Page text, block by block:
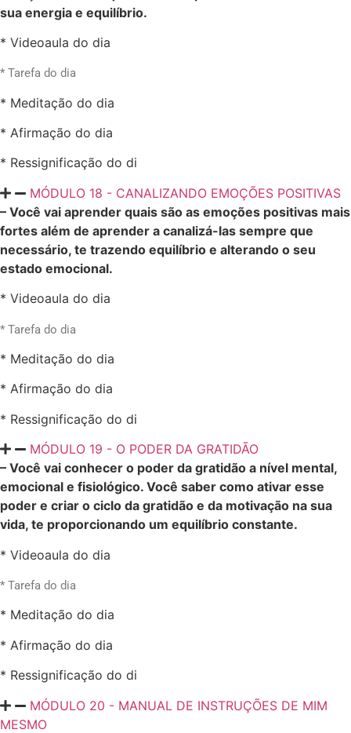
sua energia e equilíbrio.
* Videoaula do dia
* Tarefa do dia
* Meditação do dia
* Afirmação do dia
* Ressignificação do di
MÓDULO 18 - CANALIZANDO EMOÇÕES POSITIVAS
– Você vai aprender quais são as emoções positivas mais
fortes além de aprender a canalizá-las sempre que
necessário, te trazendo equilíbrio e alterando o seu
estado emocional.
* Videoaula do dia
* Tarefa do dia
* Meditação do dia
* Afirmação do dia
* Ressignificação do di
MÓDULO 19 - O PODER DA GRATIDÃO
– Você vai conhecer o poder da gratidão a nível mental,
emocional e fisiológico. Você saber como ativar esse
poder e criar o ciclo da gratidão e da motivação na sua
vida, te proporcionando um equilíbrio constante.
* Videoaula do dia
* Tarefa do dia
* Meditação do dia
* Afirmação do dia
* Ressignificação do di
MÓDULO 20 - MANUAL DE INSTRUÇÕES DE MIM
MESMO